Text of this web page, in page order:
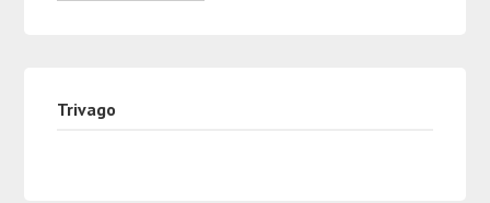
Trivago